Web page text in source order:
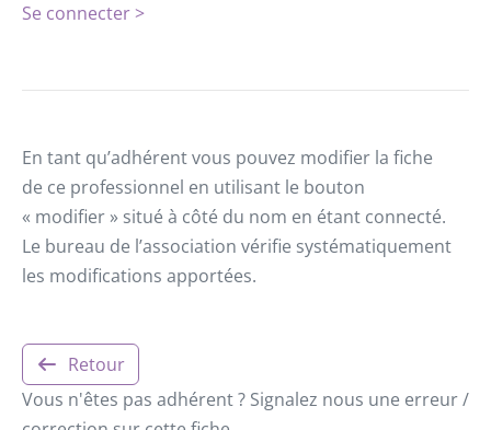
Se connecter >
En tant qu’adhérent vous pouvez modifier la fiche
de ce professionnel en utilisant le bouton
« modifier » situé à côté du nom en étant connecté.
Le bureau de l’association vérifie systématiquement
les modifications apportées.
Retour
Vous n'êtes pas adhérent ? Signalez nous une erreur /